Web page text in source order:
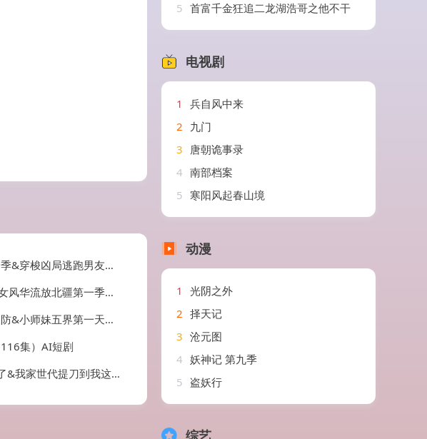
友独宠我第一季（69集）AI短剧
北疆第一季（92集）AI短剧
天才见她都破防（51集）AI短剧
集）AI短剧
这儿提笔了(第一季)（90集）AI短剧
5 首富千金狂追二龙湖浩哥之他不干
电视剧
1
兵自风中来
2 九门
3 唐朝诡事录
4 南部档案
5 寒阳风起春山境
动漫
1
光阴之外
2 择天记
3 沧元图
4 妖神记 第九季
5 盗妖行
综艺